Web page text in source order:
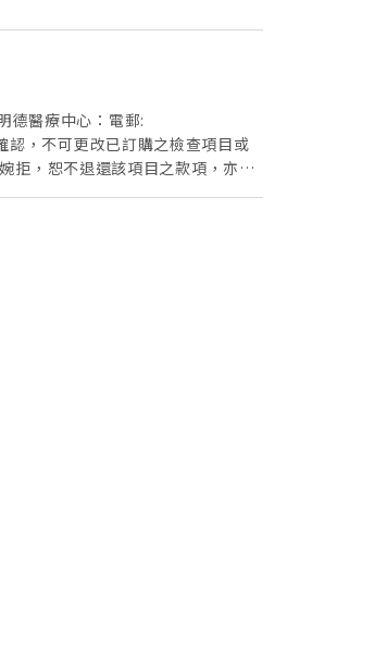
德醫療中心：電郵:
，不可更改已訂購之檢查項目或
拒，恕不退還該項目之款項，亦不
- 所有於「Welloft」網上訂購的計